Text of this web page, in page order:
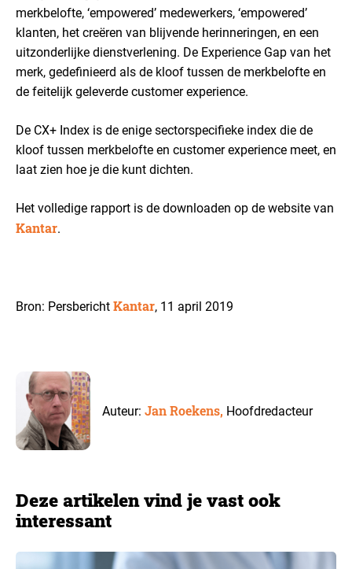
merkbelofte, ‘empowered’ medewerkers, ‘empowered’
klanten, het creëren van blijvende herinneringen, en een
uitzonderlijke dienstverlening. De Experience Gap van het
merk, gedefinieerd als de kloof tussen de merkbelofte en
de feitelijk geleverde customer experience.
De CX+ Index is de enige sectorspecifieke index die de
kloof tussen merkbelofte en customer experience meet, en
laat zien hoe je die kunt dichten.
Het volledige rapport is de downloaden op de website van
Kantar.
Bron: Persbericht Kantar, 11 april 2019
Auteur:Jan Roekens, Hoofdredacteur
Deze artikelen vind je vast ook
interessant